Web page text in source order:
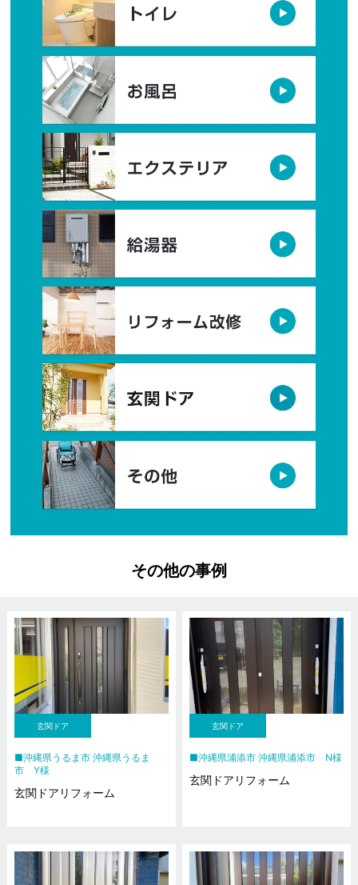
その他の事例
玄関ドア
沖縄県うるま市 沖縄県うるま
市 Y様
玄関ドアリフォーム
玄関ドア
沖縄県浦添市 沖縄県浦添市 N様
玄関ドアリフォーム